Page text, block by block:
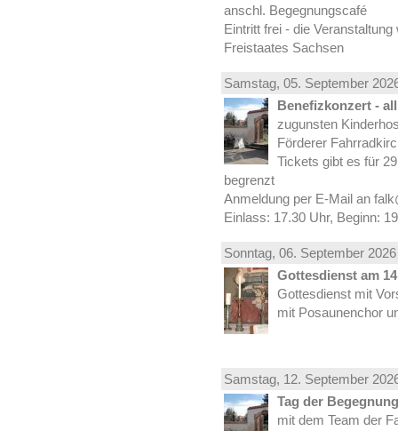
anschl. Begegnungscafé
Eintritt frei - die
Freistaates Sachsen
Samstag, 05. September
Benefizkonzert -
zugunsten
Förderer
Tickets gibt es für
begrenzt
Anmeldung per E-Mail an
Einlass: 17.30 Uhr, Beginn:
Sonntag, 06. September
Gottesdienst am
Gottesdienst mit
mit Posaunenchor
Samstag, 12. September
Tag der
mit dem Team der